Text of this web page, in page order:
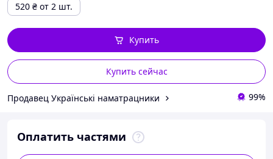
520 ₴ от 2 шт.
Купить сейчас
Купить
Продавец Українські наматрацники 99%
Оплатить частями